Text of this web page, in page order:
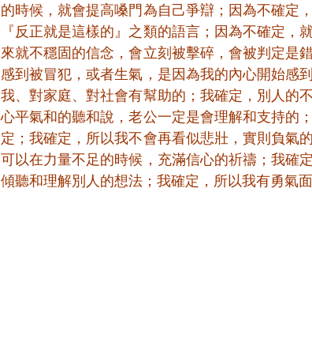
的時候，就會提高嗓門為自己爭辯；因為不確定
『反正就是這樣的』之類的語言；因為不確定
來就不穩固的信念，會立刻被擊碎，會被判定是
感到被冒犯，或者生氣，是因為我的內心開始感
我、對家庭、對社會有幫助的；我確定，別人的
心平氣和的聽和說，老公一定是會理解和支持的
定；我確定，所以我不會再看似悲壯，實則負氣
可以在力量不足的時候，充滿信心的祈禱；我確
傾聽和理解別人的想法；我確定，所以我有勇氣